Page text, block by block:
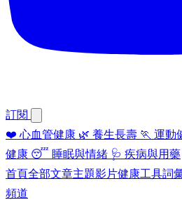
訂閱
❤️ 心血管健康 🌿 養生長壽 🏃 運動
健康 😴 睡眠與情緒 🩺 疾病與用藥
首頁全部文章主題影片健康工具詞
頻道